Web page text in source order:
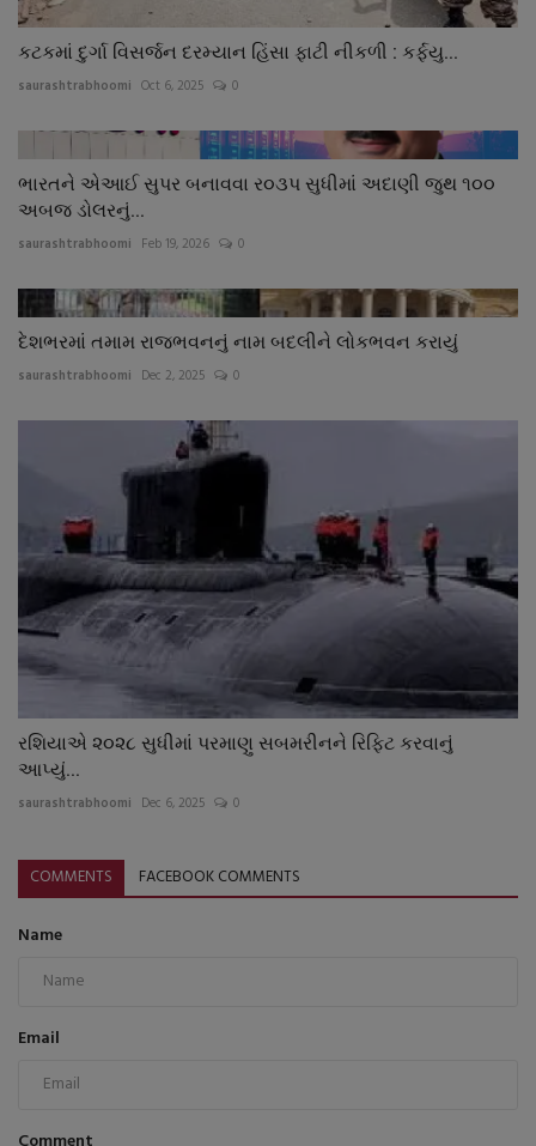
કટકમાં દુર્ગા વિસર્જન દરમ્યાન હિંસા ફાટી નીકળી : કર્ફયુ...
saurashtrabhoomi Oct 6, 2025 0
ભારતને એઆઈ સુપર બનાવવા ર૦૩પ સુધીમાં અદાણી જુથ ૧૦૦
અબજ ડોલરનું...
saurashtrabhoomi Feb 19, 2026 0
દેશભરમાં તમામ રાજભવનનું નામ બદલીને લોકભવન કરાયું
saurashtrabhoomi Dec 2, 2025 0
રશિયાએ ૨૦૨૮ સુધીમાં પરમાણુ સબમરીનને રિફિટ કરવાનું
આપ્યું...
saurashtrabhoomi Dec 6, 2025 0
COMMENTS FACEBOOK COMMENTS
Name
Email